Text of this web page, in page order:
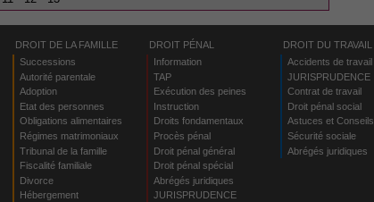
DROIT DE LA FAMILLE
Successions
Autorité parentale
Adoption
Etat des personnes
Obligations alimentaires
Régimes matrimoniaux
Tribunal de la famille
Fiscalité familiale
Divorce
Hébergement
DROIT PÉNAL
Information
TAP
Exécution des peines
Instruction
Droits fondamentaux
Procès pénal
Droit pénal général
Droit pénal spécial
Abrégés juridiques
JURISPRUDENCE
DROIT DU TRAVAIL
Accidents de travail
JURISPRUDENCE
Contrat de travail
Droit pénal social
Astuces et Conseils
Sécurité sociale
Abrégés juridiques